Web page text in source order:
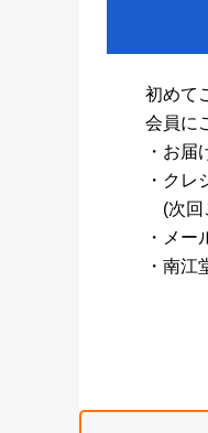
初めて
会員に
・お届
・クレ
(次回
・メ
・南